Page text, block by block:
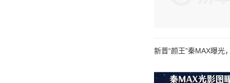
新晋“颜王”秦MAX曝光